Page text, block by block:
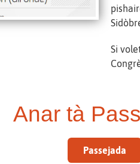
Si
Anar tà
Passejada